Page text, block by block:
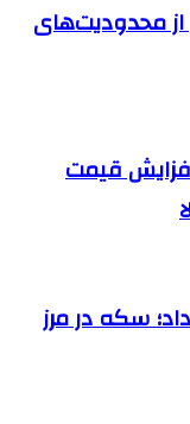
از محدودیت‌های
قیمت
سکه در مرز